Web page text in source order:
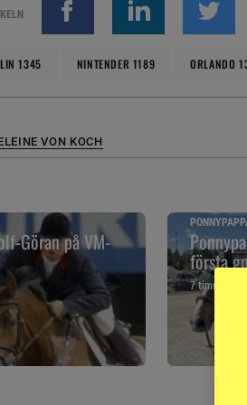
laboratorier kan testa hästar för att
Animal Genetics samt Utrecht
1345 NINTENDER 1189 ORLANDO
VON KOCH
Göran på VM-
första
7 timmar